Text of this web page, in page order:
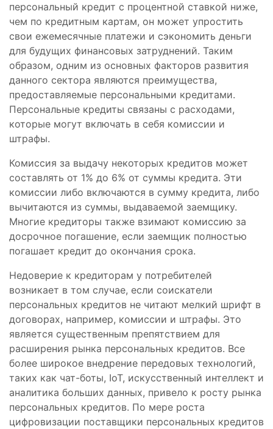
персональный кредит с процентной ставкой ниже,
чем по кредитным картам, он может упростить
свои ежемесячные платежи и сэкономить деньги
для будущих финансовых затруднений. Таким
образом, одним из основных факторов развития
данного сектора являются преимущества,
предоставляемые персональными кредитами.
Персональные кредиты связаны с расходами,
которые могут включать в себя комиссии и
штрафы.
Комиссия за выдачу некоторых кредитов может
составлять от 1% до 6% от суммы кредита. Эти
комиссии либо включаются в сумму кредита, либо
вычитаются из суммы, выдаваемой заемщику.
Многие кредиторы также взимают комиссию за
досрочное погашение, если заемщик полностью
погашает кредит до окончания срока.
Недоверие к кредиторам у потребителей
возникает в том случае, если соискатели
персональных кредитов не читают мелкий шрифт в
договорах, например, комиссии и штрафы. Это
является существенным препятствием для
расширения рынка персональных кредитов. Все
более широкое внедрение передовых технологий,
таких как чат-боты, IoT, искусственный интеллект и
аналитика больших данных, привело к росту рынка
персональных кредитов. По мере роста
цифровизации поставщики персональных кредитов